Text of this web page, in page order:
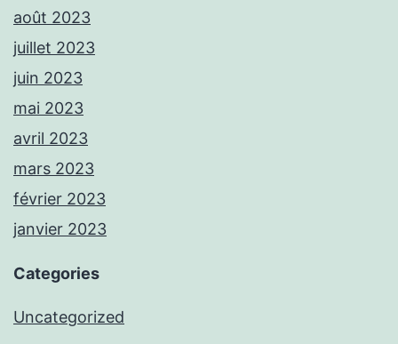
août 2023
juillet 2023
juin 2023
mai 2023
avril 2023
mars 2023
février 2023
janvier 2023
Categories
Uncategorized